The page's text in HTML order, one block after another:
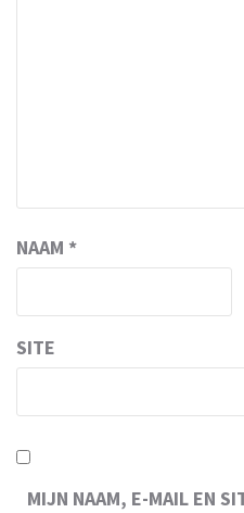
NAAM *
SITE
MIJN NAAM, E-MAIL EN